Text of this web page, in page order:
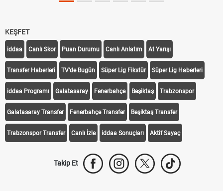
KEŞFET
iddaa Canlı Skor Puan Durumu Canlı Anlatım At Yarışı
Transfer Haberleri TV'de Bugün Süper Lig Fikstür Süper Lig Haberleri
iddaa Programı Galatasaray Fenerbahçe Beşiktaş Trabzonspor
Galatasaray Transfer Fenerbahçe Transfer Beşiktaş Transfer
Trabzonspor Transfer Canlı İzle iddaa Sonuçları Aktif Sayaç
Takip Et